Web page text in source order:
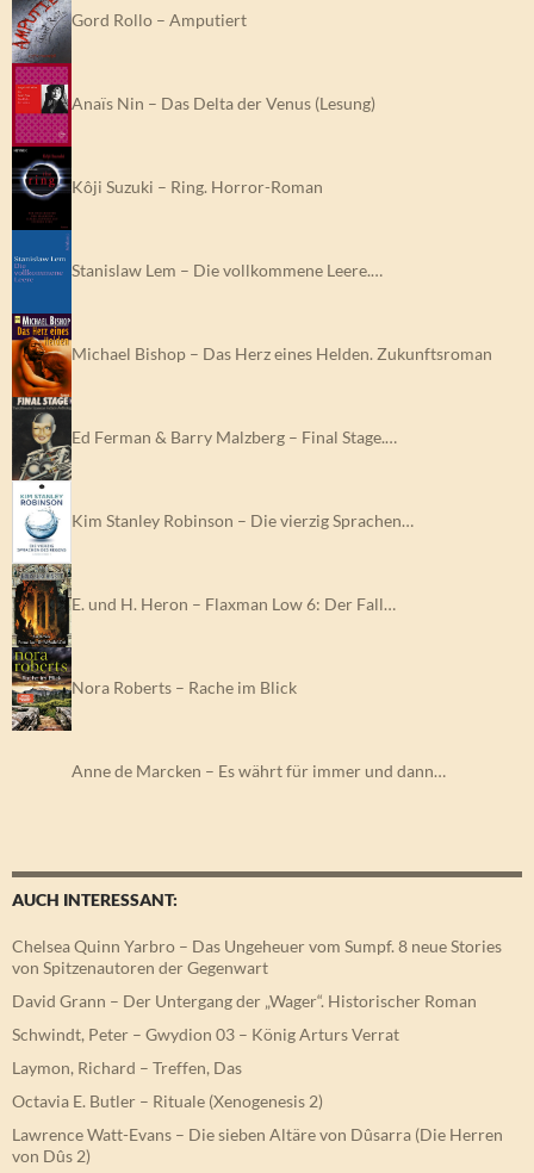
Gord Rollo – Amputiert
Anaïs Nin – Das Delta der Venus (Lesung)
Kôji Suzuki – Ring. Horror-Roman
Stanislaw Lem – Die vollkommene Leere.…
Michael Bishop – Das Herz eines Helden. Zukunftsroman
Ed Ferman & Barry Malzberg – Final Stage.…
Kim Stanley Robinson – Die vierzig Sprachen…
E. und H. Heron – Flaxman Low 6: Der Fall…
Nora Roberts – Rache im Blick
Anne de Marcken – Es währt für immer und dann…
AUCH INTERESSANT:
Chelsea Quinn Yarbro – Das Ungeheuer vom Sumpf. 8 neue Stories
von Spitzenautoren der Gegenwart
David Grann – Der Untergang der „Wager“. Historischer Roman
Schwindt, Peter – Gwydion 03 – König Arturs Verrat
Laymon, Richard – Treffen, Das
Octavia E. Butler – Rituale (Xenogenesis 2)
Lawrence Watt-Evans – Die sieben Altäre von Dûsarra (Die Herren
von Dûs 2)